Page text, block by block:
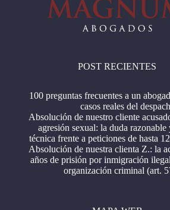
POST RECIENTES
100 preguntas frecuentes a un
casos reales del
Absolución de nuestro cliente
agresión sexual: la duda razonable
técnica frente a peticiones de hasta
Absolución de nuestra clienta Z.: la
años de prisión por inmigración
organización criminal (art.